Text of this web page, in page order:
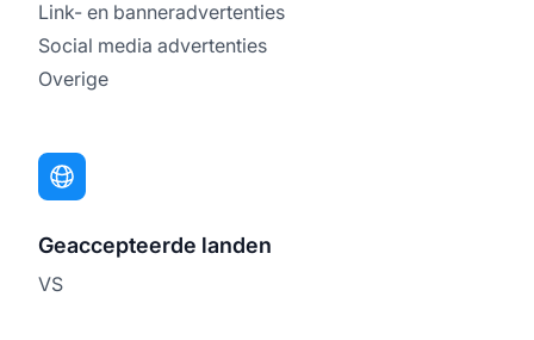
Link- en banneradvertenties
Social media advertenties
Overige
Geaccepteerde landen
VS